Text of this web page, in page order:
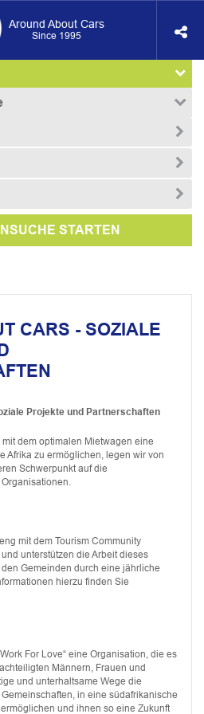
Around About Cars
Since 1995
STARTEN
CARS - SOZIALE
Projekte und Partnerschaften
dem optimalen Mietwagen eine
Afrika zu ermöglichen, legen wir von
Schwerpunkt auf die
mit dem Tourism Community
unterstützen die Arbeit dieses
Gemeinden durch eine jährliche
hierzu finden Sie
For Love“ eine Organisation, die es
Männern, Frauen und
und unterhaltsame Wege die
in eine südafrikanische
und ihnen so eine Zukunft